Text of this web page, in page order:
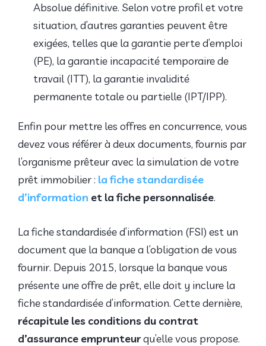
Absolue définitive. Selon votre profil et votre
situation, d’autres garanties peuvent être
exigées, telles que la garantie perte d’emploi
(PE), la garantie incapacité temporaire de
travail (ITT), la garantie invalidité
permanente totale ou partielle (IPT/IPP).
Enfin pour mettre les offres en concurrence, vous
devez vous référer à deux documents, fournis par
l’organisme prêteur avec la simulation de votre
prêt immobilier : la fiche standardisée
d’information et la fiche personnalisée.
La fiche standardisée d’information (FSI) est un
document que la banque a l’obligation de vous
fournir. Depuis 2015, lorsque la banque vous
présente une offre de prêt, elle doit y inclure la
fiche standardisée d’information. Cette dernière,
récapitule les conditions du contrat
d’assurance emprunteurqu’elle vous propose.